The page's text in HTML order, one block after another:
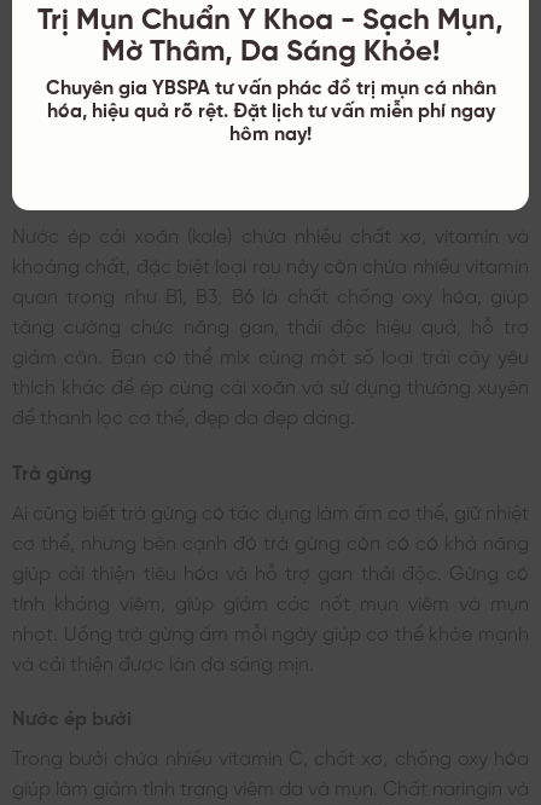
Nước Dừa
Nước ép cải xoăn
Nước ép cải xoăn (kale) chứa nhiều chất xơ, vitamin và
khoáng chất, đặc biệt loại rau này còn chứa nhiều vitamin
quan trọng như B1, B3, B6 là chất chống oxy hóa, giúp
tăng cường chức năng gan, thải độc hiệu quả, hỗ trợ
giảm cân. Bạn có thể mix cùng một số loại trái cây yêu
thích khác để ép cùng cải xoăn và sử dụng thường xuyên
để thanh lọc cơ thể, đẹp da đẹp dáng.
Trà gừng
Ai cũng biết trà gừng có tác dụng làm ấm cơ thể, giữ nhiệt
cơ thể, nhưng bên cạnh đó trà gừng còn có có khả năng
giúp cải thiện tiêu hóa và hỗ trợ gan thải độc. Gừng có
tính kháng viêm, giúp giảm các nốt mụn viêm và mụn
nhọt. Uống trà gừng ấm mỗi ngày giúp cơ thể khỏe mạnh
và cải thiện được làn da sáng mịn.
Nước ép bưởi
Trong bưởi chứa nhiều vitamin C, chất xơ, chống oxy hóa
giúp làm giảm tình trạng viêm da và mụn. Chất naringin và
Trị Mụn Chuẩn Y Khoa - Sạch Mụn,
Mờ Thâm, Da Sáng Khỏe!
Chuyên gia YBSPA tư vấn phác đồ trị mụn cá nhân
hóa, hiệu quả rõ rệt. Đặt lịch tư vấn miễn phí ngay
hôm nay!